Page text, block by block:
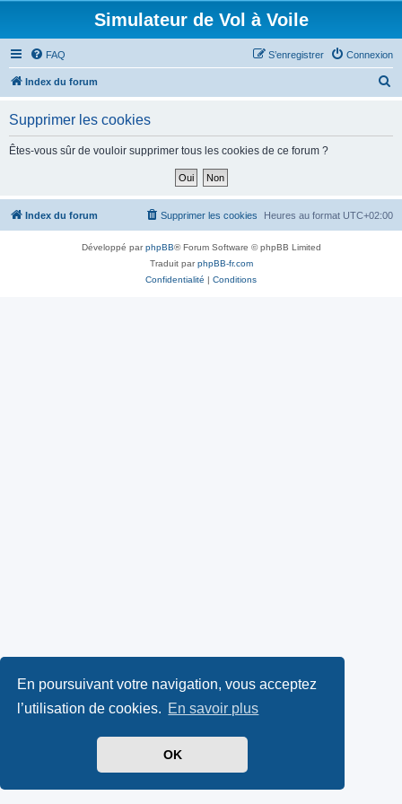
En poursuivant votre navigation, vous acceptez
l’utilisation de cookies. En savoir plus
OK
Simulateur de Vol à Voile
FAQ Connexion
S’enregistrer
Index du forum
h
Supprimer les cookies
Êtes-vous sûr de vouloir supprimer tous les cookies de ce forum ?
Index du forum Heures au format UTC+02:00
Supprimer les cookies
Développé parphpBB® Forum Software © phpBB Limited
Traduit parphpBB-fr.com
Confidentialité | Conditions